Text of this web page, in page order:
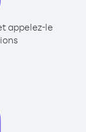
appelez-le